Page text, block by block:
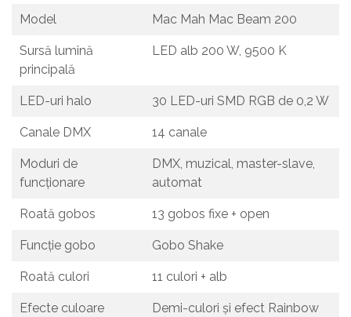
Model Mac Mah Mac Beam 200
Sursă lumină
principală
LED alb 200 W, 9500 K
LED-uri halo 30 LED-uri SMD RGB de 0,2 W
Canale DMX 14 canale
Moduri de
funcționare
DMX, muzical, master-slave,
automat
Roată gobos 13 gobos fixe + open
Funcție gobo Gobo Shake
Roată culori 11 culori + alb
Efecte culoare Demi-culori și efect Rainbow